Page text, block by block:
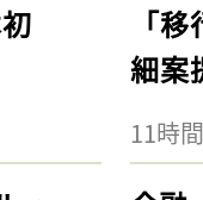
「
細案
11時